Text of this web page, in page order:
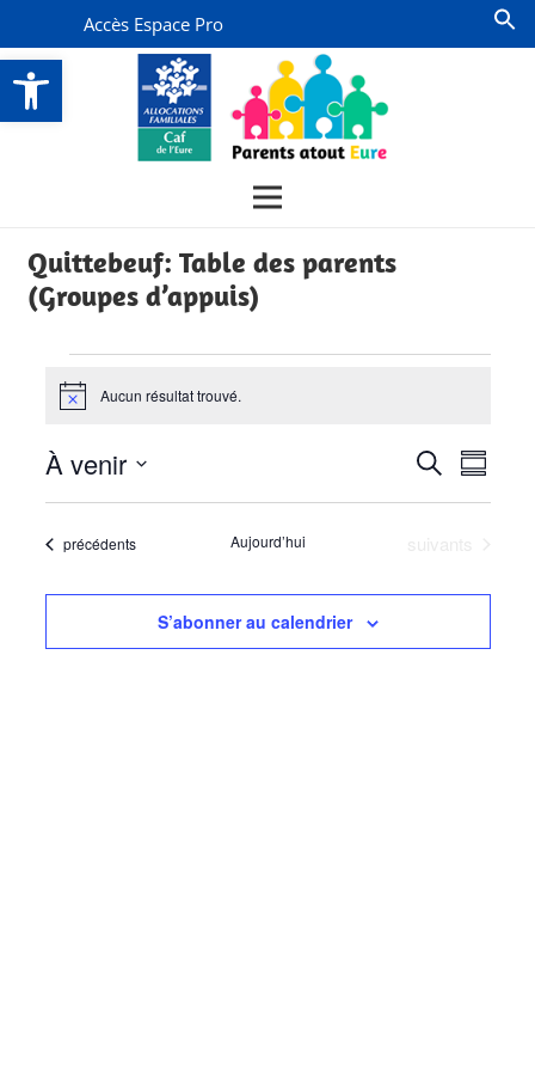
Ouvrir la barre d’outils
Accès Espace Pro
Quittebeuf: Table des parents
(Groupes d’appuis)
Évènements
Notice Aucun résultat trouvé.
et
Recherche
de
Résumé
À venir
Sélectionnez
date
Évènements
précédents Aujourd’hui
S’abonner au calendrier